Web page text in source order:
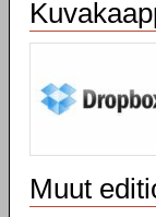
Muut